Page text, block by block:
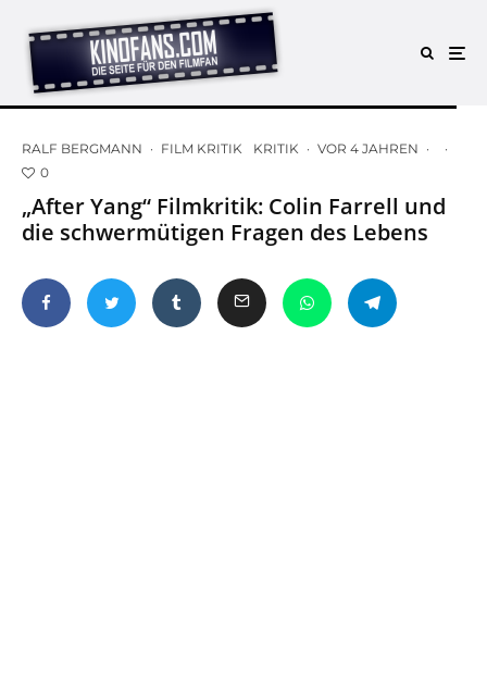
RALF BERGMANN · FILM KRITIK KRITIK · VOR 4 JAHREN ·
·
0
„After Yang“ Filmkritik: Colin Farrell und
die schwermütigen Fragen des Lebens